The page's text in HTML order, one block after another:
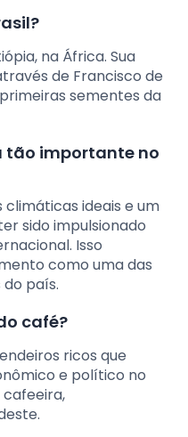
na África. Sua
de Francisco de
sementes da
tão importante no
ideais e um
sido impulsionado
Isso
como uma das
país.
café?
ricos que
e político no
cafeeira,